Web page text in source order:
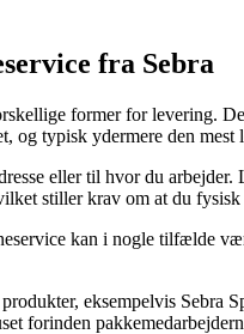
fra Sebra
former for levering.
og typisk ydermere den
eller til hvor du
stiller krav om at du
kan i nogle tilfælde
eksempelvis
forinden